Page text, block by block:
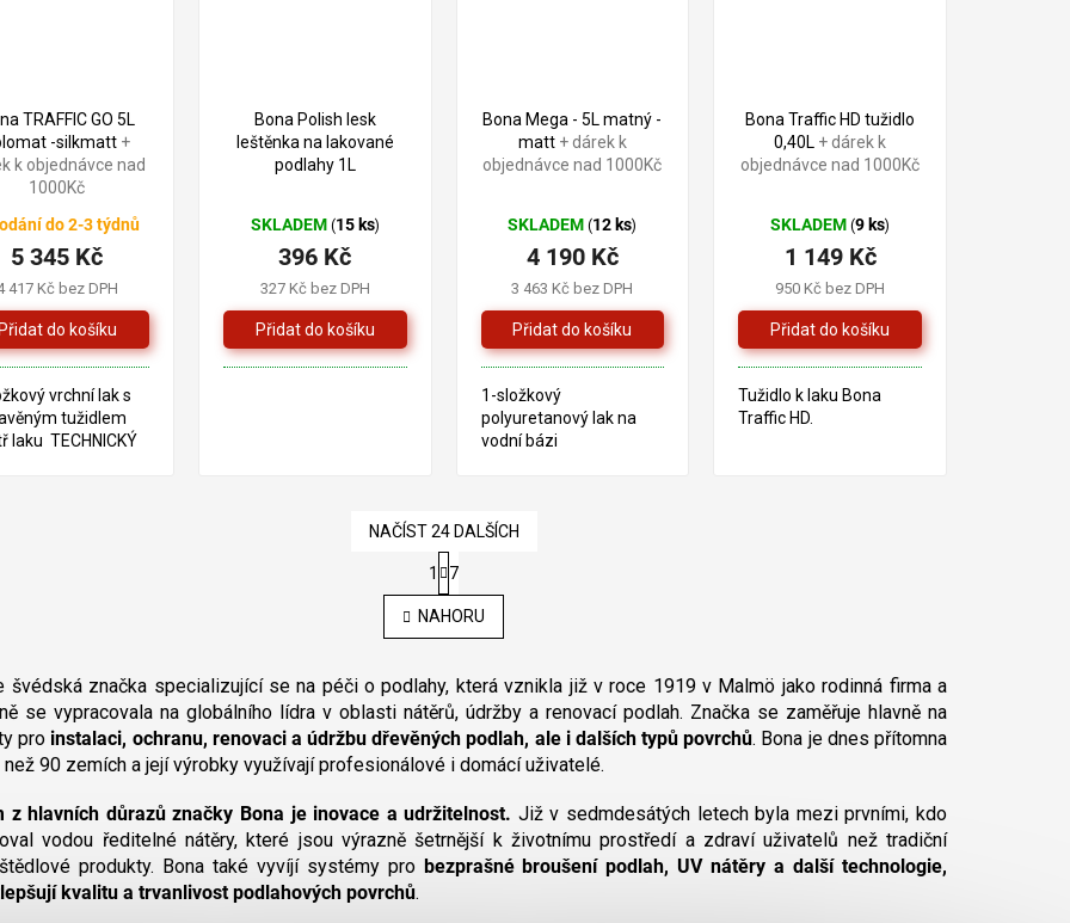
TRAFFIC GO 5L
-silkmatt +
k objednávce nad
1000Kč
do 2-3 týdnů
417 Kč bez DPH
5 345 Kč
vrchní lak s
tužidlem
laku TECHNICKÝ
Bona Polish lesk
leštěnka na lakované
podlahy 1L
SKLADEM (15 ks)
327 Kč bez DPH
396 Kč
Bona Mega - 5L matný -
matt + dárek k
objednávce nad 1000Kč
SKLADEM(12 ks)
3 463 Kč bez DPH
4 190 Kč
1-složkový
polyuretanový lak na
vodní bázi
Bona Traffic HD tužidlo
0,40L + dárek k
objednávce nad 1000Kč
SKLADEM(9 ks)
950 Kč bez DPH
1 149 Kč
Tužidlo k laku Bona
Traffic HD.
O
v
l
a
c
í
p
v
k
y
v
NAČÍST 24 DALŠÍCH
S
t
r
á
n
o
v
á
n
í
1 7
NAHORU
švédská značka specializující se na péči o podlahy, která vznikla již v roce 1919 v Malmö jako rodinná firma a
se vypracovala na globálního lídra v oblasti nátěrů, údržby a renovací podlah. Značka se zaměřuje hlavně na
pro instalaci, ochranu, renovaci a údržbu dřevěných podlah, ale i dalších typů povrchů. Bona je dnes přítomna
90 zemích a její výrobky využívají profesionálové i domácí uživatelé.
z hlavních důrazů značky Bona je inovace a udržitelnost. Již v sedmdesátých letech byla mezi prvními, kdo
vodou ředitelné nátěry, které jsou výrazně šetrnější k životnímu prostředí a zdraví uživatelů než tradiční
produkty. Bona také vyvíjí systémy pro bezprašné broušení podlah, UV nátěry a další technologie,
kvalitu a trvanlivost podlahových povrchů.